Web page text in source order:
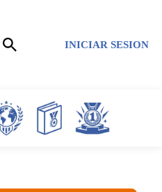
INICIAR SESION